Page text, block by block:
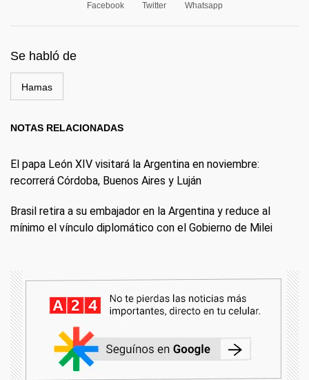
Facebook Twitter Whatsapp
Se habló de
Hamas
NOTAS RELACIONADAS
El papa León XIV visitará la Argentina en noviembre:
recorrerá Córdoba, Buenos Aires y Luján
Brasil retira a su embajador en la Argentina y reduce al
mínimo el vínculo diplomático con el Gobierno de Milei